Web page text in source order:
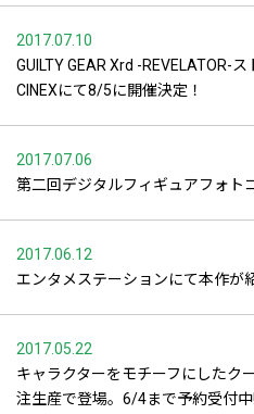
2017.07.10
GUILTY GEAR Xrd -REVELATOR-
CINEXにて8/5に開催決定！
2017.07.06
第二回デジタルフィギュアフォト
2017.06.12
エンタメステーションにて本作が
2017.05.22
キャラクターをモチーフにしたク
注生産で登場。6/4まで予約受付中!